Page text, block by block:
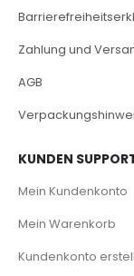
Zahlung und
AGB
KUNDEN
Mein Kundenkonto
Mein Warenkorb
Kundenkonto